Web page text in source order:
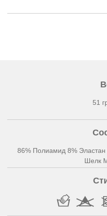
51
86% Полиамид 8%
Шелк